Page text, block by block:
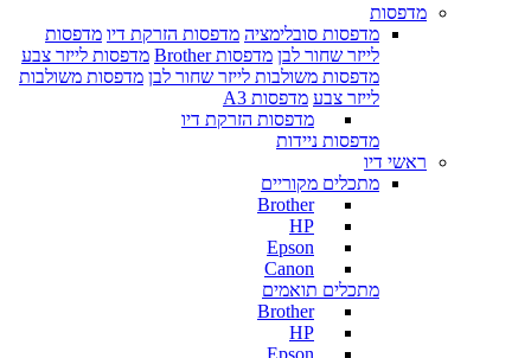
מדפסות
מדפסות סובלימציה מדפסות הזרקת דיו מדפסות
לייזר שחור לבן מדפסות Brother
מדפסות לייזר צבע
מדפסות משולבות לייזר שחור לבן מדפסות משולבות
לייזר צבע מדפסות A3
מדפסות הזרקת דיו
מדפסות ניידות
ראשי דיו
מתכלים מקוריים
Brother
HP
Epson
Canon
מתכלים תואמים
Brother
HP
Epson